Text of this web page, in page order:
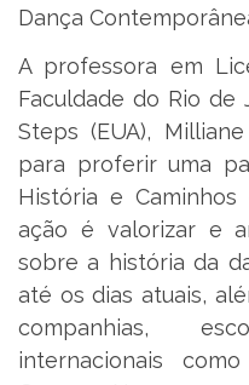
Dança
A professora em
Faculdade do Rio de
Steps (EUA),
para proferir uma
História e Caminhos
ação é valorizar e
sobre a história da
até os dias atuais,
companhias,
internacionais